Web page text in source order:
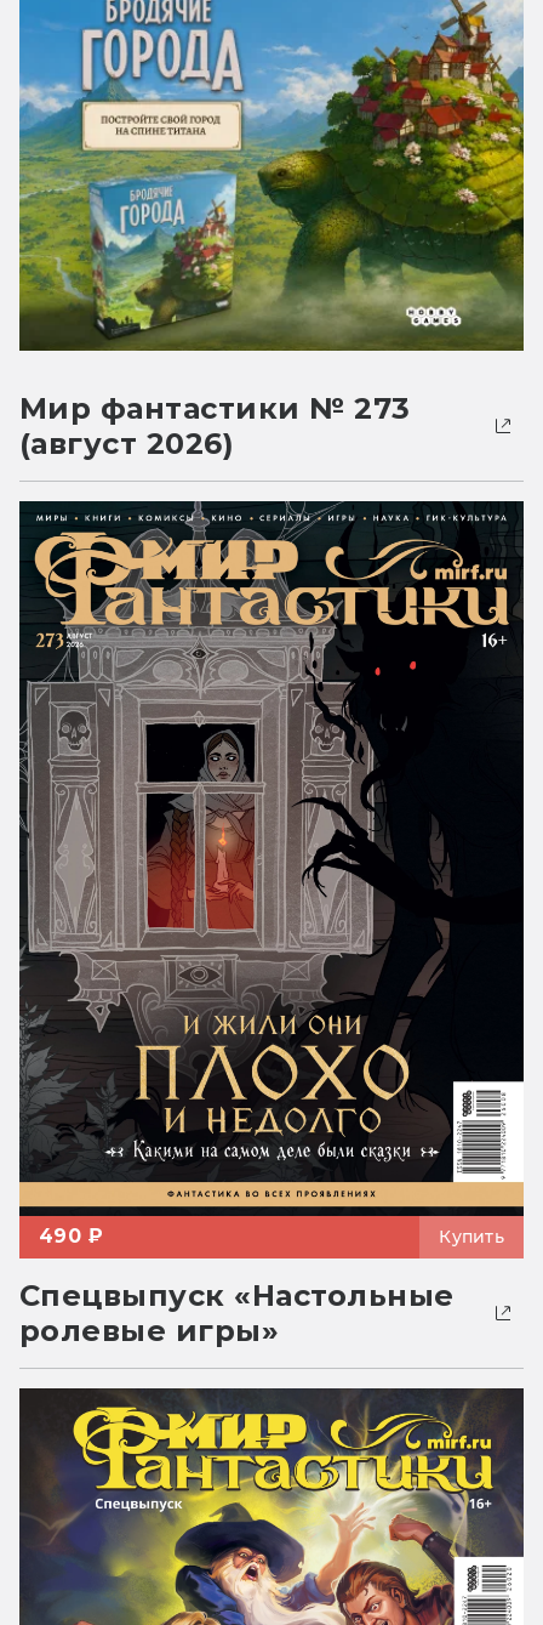
Мир фантастики № 273
(август 2026)
490 ₽ Купить
Спецвыпуск «Настольные
ролевые игры»